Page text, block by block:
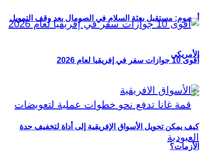
أوصوم: مستقبل بعثة السلام في الصومال بعد وقف التمويل
الأمريكي
أقوى 10 جوازات سفر في إفريقيا لعام 2026
كيف يمكن تحويل الأسواق الإفريقية إلى أداة لتخفيف حدة
الأزمات؟